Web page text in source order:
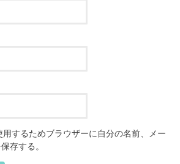
用するためブラウザーに自分の名前、メー
存する。